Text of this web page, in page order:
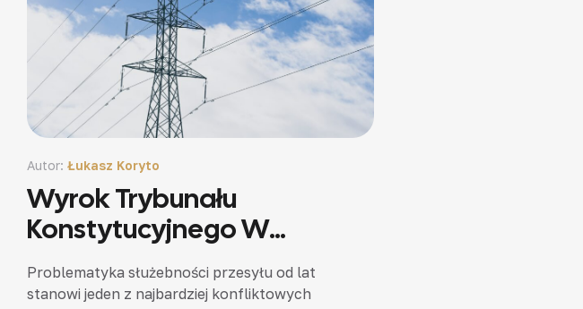
Autor: Łukasz Koryto
Wyrok Trybunału
Konstytucyjnego W
Sprawie Służebności
Przesyłu – Przełom W
Problematyka służebności przesyłu od lat
stanowi jeden z najbardziej konfliktowych